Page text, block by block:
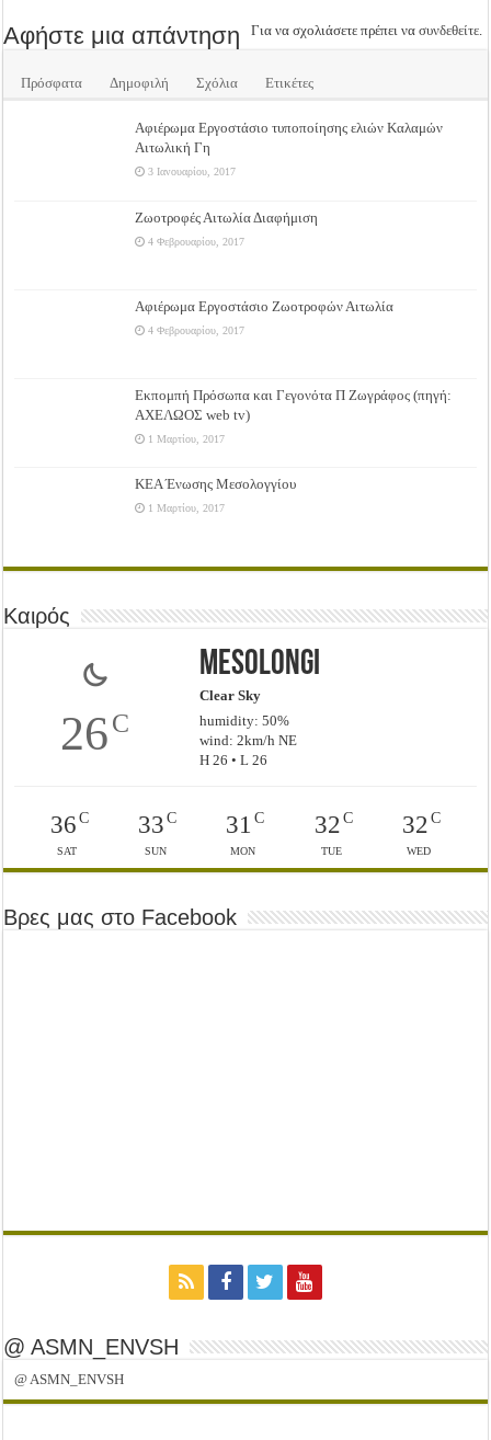
Αφήστε μια απάντηση Για να σχολιάσετε πρέπει νασυνδεθείτε.
Πρόσφατα Δημοφιλή Σχόλια Ετικέτες
Αφιέρωμα Εργοστάσιο τυποποίησης ελιών Καλαμών
Αιτωλική Γη
3 Ιανουαρίου, 2017
Ζωοτροφές Αιτωλία Διαφήμιση
4 Φεβρουαρίου, 2017
Αφιέρωμα Εργοστάσιο Ζωοτροφών Αιτωλία
4 Φεβρουαρίου, 2017
Εκπομπή Πρόσωπα και Γεγονότα Π Ζωγράφος (πηγή:
ΑΧΕΛΩΟΣ web tv)
1 Μαρτίου, 2017
ΚΕΑ Ένωσης Μεσολογγίου
1 Μαρτίου, 2017
Καιρός
26C
Mesolongi
Clear Sky
humidity: 50%
wind: 2km/h NE
H 26 • L 26
36C
SAT
33C
SUN
31 C
MON
32C
TUE
32C
WED
Βρες μας στο Facebook
@ ASMN_ENVSH
@ ASMN_ENVSH